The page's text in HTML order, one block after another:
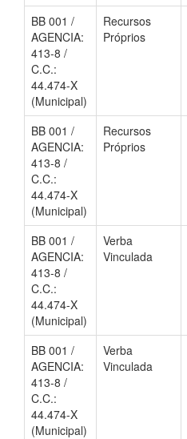
BB 001 /
AGENCIA:
413-8 /
C.C.:
44.474-X
(Municipal)
Recursos
Próprios
BB 001 /
AGENCIA:
413-8 /
C.C.:
44.474-X
(Municipal)
Recursos
Próprios
BB 001 /
AGENCIA:
413-8 /
C.C.:
44.474-X
(Municipal)
Verba
Vinculada
BB 001 /
AGENCIA:
413-8 /
C.C.:
44.474-X
(Municipal)
Verba
Vinculada